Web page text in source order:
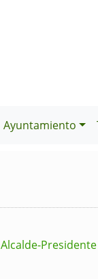
Ayuntamiento
Alcalde-Presidente